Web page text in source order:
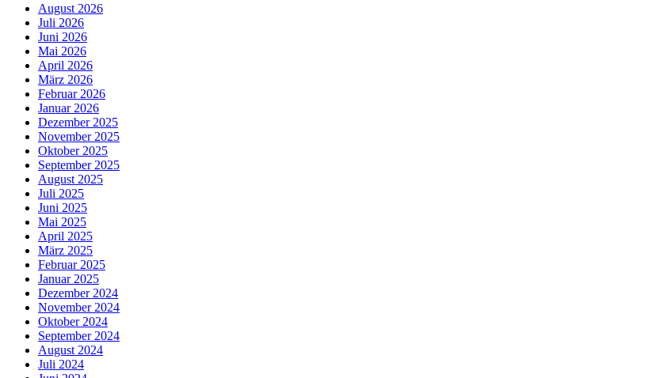
August 2026
Juli 2026
Juni 2026
Mai 2026
April 2026
März 2026
Februar 2026
Januar 2026
Dezember 2025
November 2025
Oktober 2025
September 2025
August 2025
Juli 2025
Juni 2025
Mai 2025
April 2025
März 2025
Februar 2025
Januar 2025
Dezember 2024
November 2024
Oktober 2024
September 2024
August 2024
Juli 2024